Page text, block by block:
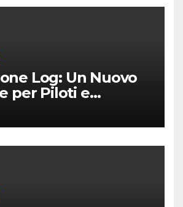
Log: Un Nuovo
per Piloti e